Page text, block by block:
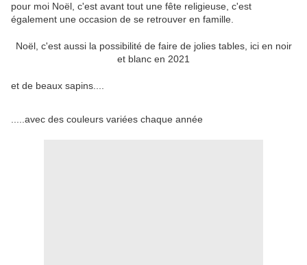
pour moi Noël, c'est avant tout une fête religieuse, c'est
également une occasion de se retrouver en famille.
Noël, c'est aussi la possibilité de faire de jolies tables, ici en noir
et blanc en 2021
et de beaux sapins....
.....avec des couleurs variées chaque année